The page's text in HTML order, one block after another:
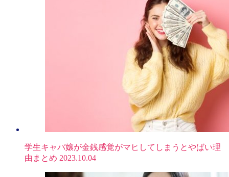
学生キャバ嬢が金銭感覚がマヒしてしまうとやばい理
由まとめ 2023.10.04